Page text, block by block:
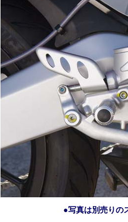
●写真は別売りの